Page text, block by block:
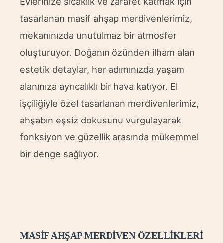
tasarlanan masif ahşap merdivenlerimiz,
mekanınızda unutulmaz bir atmosfer
oluşturuyor. Doğanın özünden ilham alan
estetik detaylar, her adımınızda yaşam
alanınıza ayrıcalıklı bir hava katıyor. El
işçiliğiyle özel tasarlanan merdivenlerimiz,
ahşabın eşsiz dokusunu vurgulayarak
fonksiyon ve güzellik arasında mükemmel
bir denge sağlıyor.
MASIF AHŞAP MERDIVEN ÖZELLIKLERI